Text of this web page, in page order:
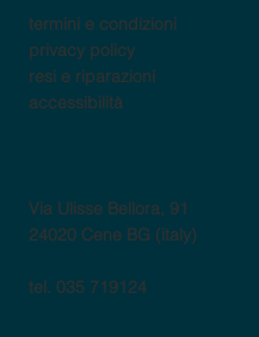
termini e condizioni
privacy policy
resi e riparazioni
accessibilità
Via Ulisse Bellora, 91
24020 Cene BG (italy)
tel. 035 719124